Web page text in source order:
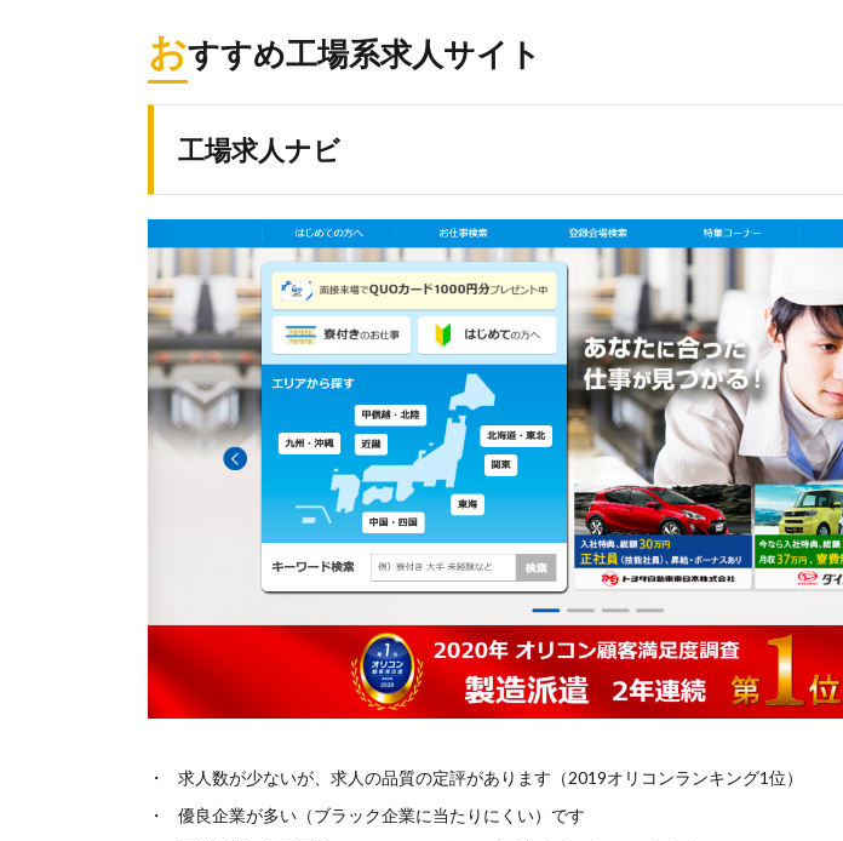
おすすめ工場系求人サイト
工場求人ナビ
求人数が少ないが、求人の品質の定評があります（2019オリコンランキング1位）
優良企業が多い（ブラック企業に当たりにくい）です